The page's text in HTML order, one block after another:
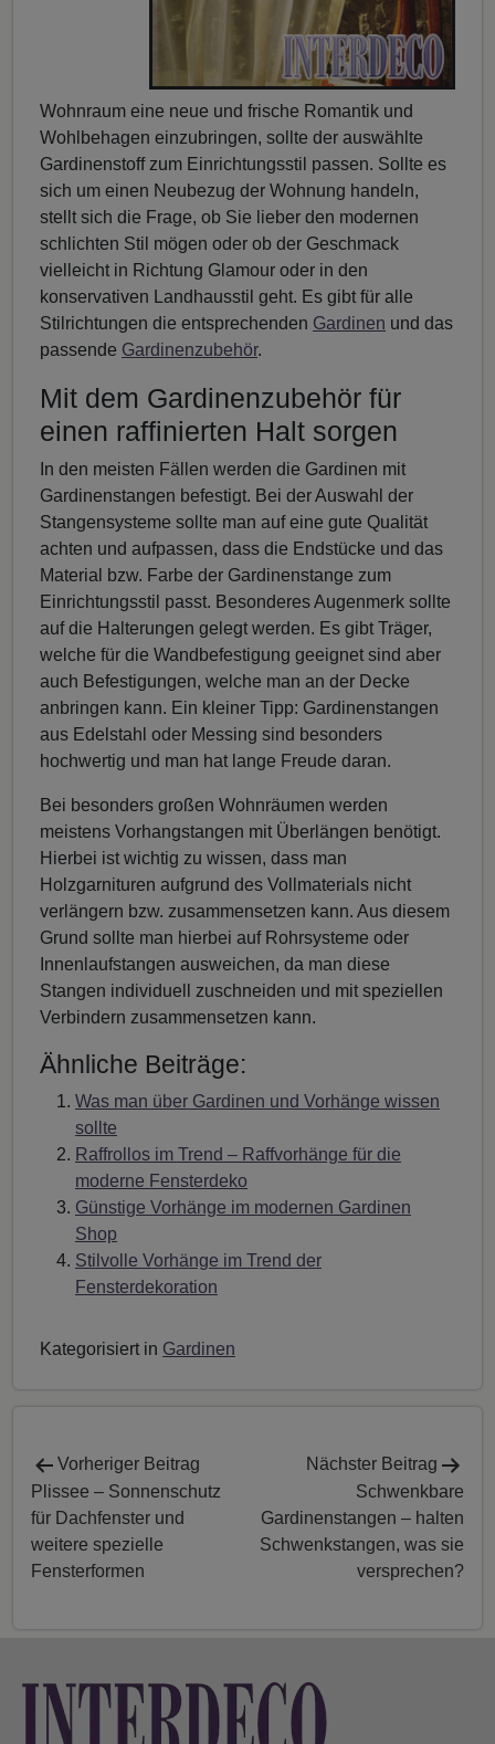
Wohnraum eine neue und frische Romantik und
Wohlbehagen einzubringen, sollte der auswählte
Gardinenstoff zum Einrichtungsstil passen. Sollte es
sich um einen Neubezug der Wohnung handeln,
stellt sich die Frage, ob Sie lieber den modernen
schlichten Stil mögen oder ob der Geschmack
vielleicht in Richtung Glamour oder in den
konservativen Landhausstil geht. Es gibt für alle
Stilrichtungen die entsprechenden Gardinen und das
passende Gardinenzubehör.
Mit dem Gardinenzubehör für
einen raffinierten Halt sorgen
In den meisten Fällen werden die Gardinen mit
Gardinenstangen befestigt. Bei der Auswahl der
Stangensysteme sollte man auf eine gute Qualität
achten und aufpassen, dass die Endstücke und das
Material bzw. Farbe der Gardinenstange zum
Einrichtungsstil passt. Besonderes Augenmerk sollte
auf die Halterungen gelegt werden. Es gibt Träger,
welche für die Wandbefestigung geeignet sind aber
auch Befestigungen, welche man an der Decke
anbringen kann. Ein kleiner Tipp: Gardinenstangen
aus Edelstahl oder Messing sind besonders
hochwertig und man hat lange Freude daran.
Bei besonders großen Wohnräumen werden
meistens Vorhangstangen mit Überlängen benötigt.
Hierbei ist wichtig zu wissen, dass man
Holzgarnituren aufgrund des Vollmaterials nicht
verlängern bzw. zusammensetzen kann. Aus diesem
Grund sollte man hierbei auf Rohrsysteme oder
Innenlaufstangen ausweichen, da man diese
Stangen individuell zuschneiden und mit speziellen
Verbindern zusammensetzen kann.
Ähnliche Beiträge:
Was man über Gardinen und Vorhänge wissen
sollte
Raffrollos im Trend – Raffvorhänge für die
moderne Fensterdeko
Günstige Vorhänge im modernen Gardinen
Shop
Stilvolle Vorhänge im Trend der
Fensterdekoration
Kategorisiert in Gardinen
Vorheriger Beitrag
Plissee – Sonnenschutz
für Dachfenster und
weitere spezielle
Fensterformen
Nächster Beitrag
Schwenkbare
Gardinenstangen – halten
Schwenkstangen, was sie
versprechen?